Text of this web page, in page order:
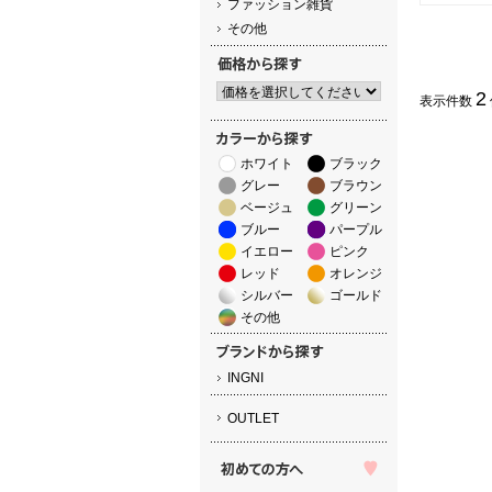
ファッション雑貨
その他
ホワイト
ブラック
グレー
ブラウン
ベージュ
グリーン
ブルー
パープル
イエロー
ピンク
レッド
オレンジ
シルバー
ゴールド
その他
INGNI
OUTLET
表示件数 2